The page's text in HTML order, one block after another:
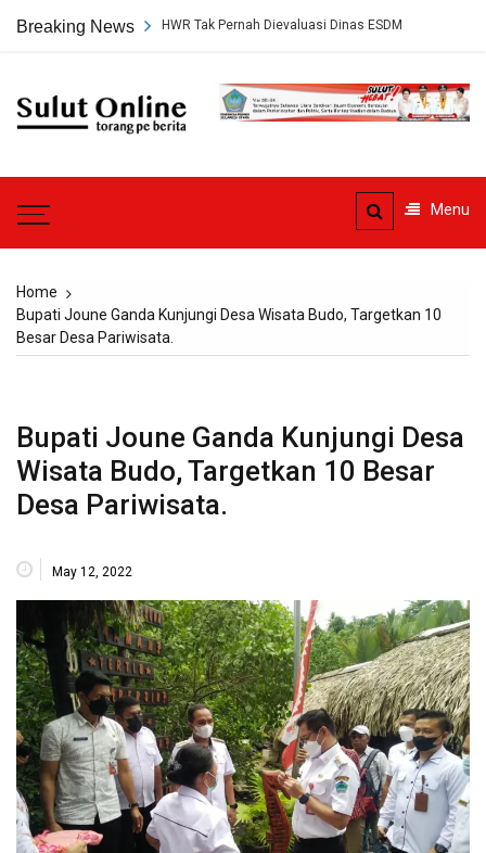
Breaking News
PT HWR Tak Pernah Dievaluasi Dinas ESDM Pledoi
Sulut
Menu
Home
Bupati Joune Ganda Kunjungi Desa Wisata Budo, Targetkan 10
Besar Desa Pariwisata.
Bupati Joune Ganda Kunjungi Desa
Wisata Budo, Targetkan 10 Besar
Desa Pariwisata.
May 12, 2022